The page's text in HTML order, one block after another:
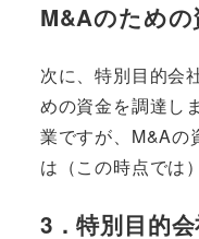
M&Aのための
次に、特別目的会
めの資金を調達し
業ですが、M&Aの
は（この時点では
3．特別目的